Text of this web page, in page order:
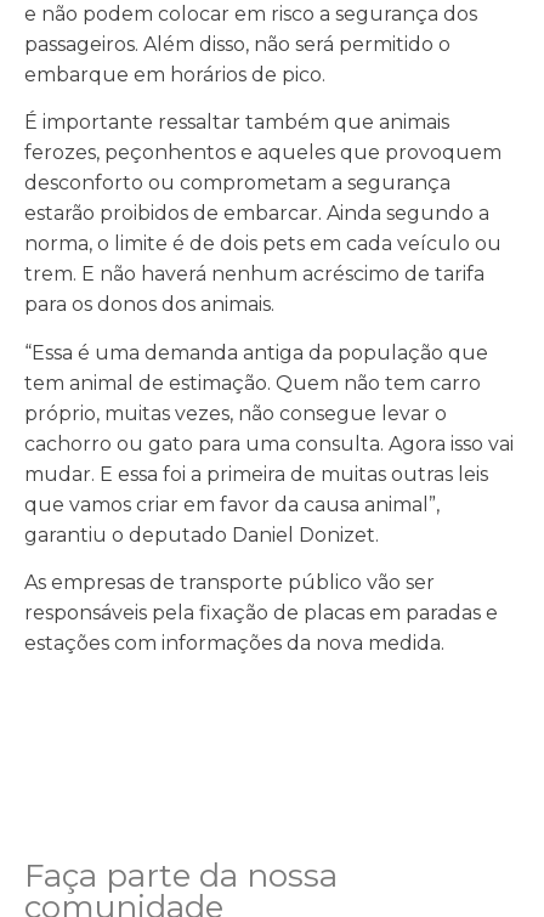
e não podem colocar em risco a segurança dos
passageiros. Além disso, não será permitido o
embarque em horários de pico.
É importante ressaltar também que animais
ferozes, peçonhentos e aqueles que provoquem
desconforto ou comprometam a segurança
estarão proibidos de embarcar. Ainda segundo a
norma, o limite é de dois pets em cada veículo ou
trem. E não haverá nenhum acréscimo de tarifa
para os donos dos animais.
“Essa é uma demanda antiga da população que
tem animal de estimação. Quem não tem carro
próprio, muitas vezes, não consegue levar o
cachorro ou gato para uma consulta. Agora isso vai
mudar. E essa foi a primeira de muitas outras leis
que vamos criar em favor da causa animal”,
garantiu o deputado Daniel Donizet.
As empresas de transporte público vão ser
responsáveis pela fixação de placas em paradas e
estações com informações da nova medida.
Faça parte da nossa
comunidade